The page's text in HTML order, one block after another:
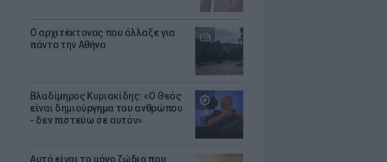
Ο αρχιτέκτονας που άλλαξε για
πάντα την Αθήνα
Βλαδίμηρος Κυριακίδης: «Ο Θεός
είναι δημιούργημα του ανθρώπου
- δεν πιστεύω σε αυτόν»
Αυτό είναι το μόνο ζώδιο που